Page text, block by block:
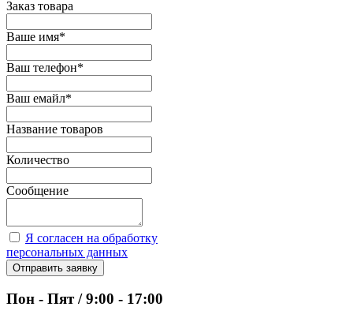
Заказ товара
Ваше имя*
Ваш телефон*
Ваш емайл*
Название товаров
Количество
Сообщение
Я согласен на обработку
персональных данных
Отправить заявку
Пон - Пят / 9:00 - 17:00